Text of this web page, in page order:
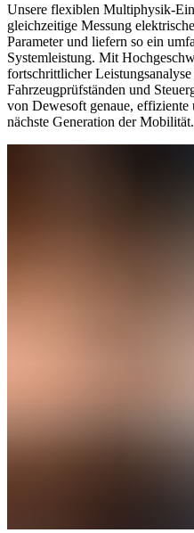
Unsere flexiblen Multiphysik-
gleichzeitige Messung
Parameter und liefern so ein
Systemleistung. Mit
fortschrittlicher
Fahrzeugprüfständen und
von Dewesoft genaue, effiziente
nächste Generation der Mobilität.